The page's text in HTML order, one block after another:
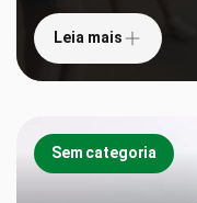
Leia mais
Sem categoria